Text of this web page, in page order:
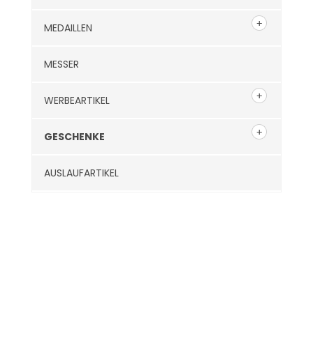
MEDAILLEN
MESSER
WERBEARTIKEL
GESCHENKE
AUSLAUFARTIKEL